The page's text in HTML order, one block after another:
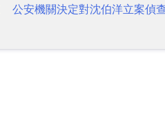
公安機關決定對沈伯洋立案偵